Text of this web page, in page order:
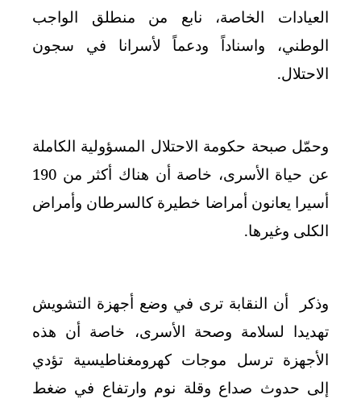
العيادات الخاصة، نابع من منطلق الواجب
الوطني، واسناداً ودعماً لأسرانا في سجون
الاحتلال.
وحمّل صبحة حكومة الاحتلال المسؤولية الكاملة
عن حياة الأسرى، خاصة أن هناك أكثر من 190
أسيرا يعانون أمراضا خطيرة كالسرطان وأمراض
الكلى وغيرها.
وذكر أن النقابة ترى في وضع أجهزة التشويش
تهديدا لسلامة وصحة الأسرى، خاصة أن هذه
الأجهزة ترسل موجات كهرومغناطيسية تؤدي
إلى حدوث صداع وقلة نوم وارتفاع في ضغط